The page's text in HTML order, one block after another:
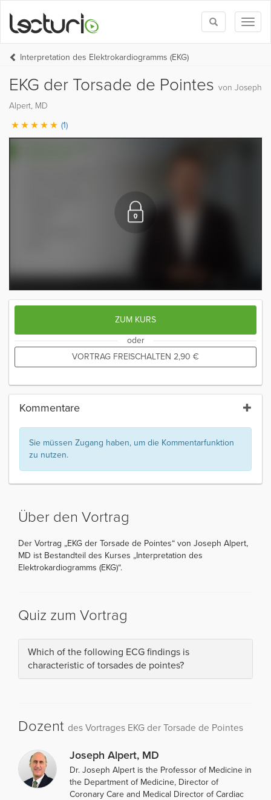
Toggle
search
Interpretation des Elektrokardiogramms (EKG)
EKG der Torsade de Pointes von Joseph
Alpert, MD
(1)
ZUM KURS
oder
VORTRAG FREISCHALTEN 2,90 €
Kommentare
Sie müssen Zugang haben, um die Kommentarfunktion
zu nutzen.
Über den Vortrag
Der Vortrag „EKG der Torsade de Pointes“ von Joseph Alpert,
MD ist Bestandteil des Kurses „Interpretation des
Elektrokardiogramms (EKG)“.
Quiz zum Vortrag
Which of the following ECG findings is
characteristic of torsades de pointes?
Dozent des Vortrages EKG der Torsade de Pointes
Joseph Alpert, MD
Dr. Joseph Alpert is the Professor of Medicine in
the Department of Medicine, Director of
Coronary Care and Medical Director of Cardiac